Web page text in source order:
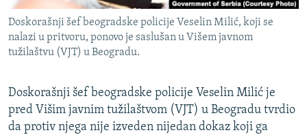
GENOCID U SREBRENICI
POPLAVE I KLIZIŠTA U BIH 2024.
TV LIBERTY
MOJA EVROPA
TRI DECENIJE OD RATA U BIH
Sve RFE/RL stranice
Doskorašnji šef beogradske policije Veselin Milić, koji se
nalazi u pritvoru, ponovo je saslušan u Višem javnom
tužilaštvu (VJT) u Beogradu.
Doskorašnji šef beogradske policije Veselin Milić je
pred Višim javnim tužilaštvom (VJT) u Beogradu tvrdio
da protiv njega nije izveden nijedan dokaz koji ga